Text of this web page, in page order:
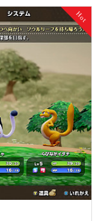
7월 29일(수) 시작한다Hot